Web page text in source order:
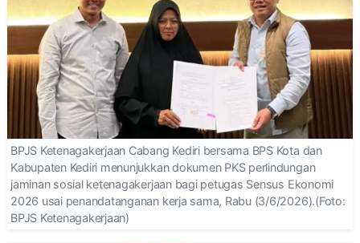
BPJS Ketenagakerjaan Cabang Kediri bersama BPS Kota dan
Kabupaten Kediri menunjukkan dokumen PKS perlindungan
jaminan sosial ketenagakerjaan bagi petugas Sensus Ekonomi
2026 usai penandatanganan kerja sama, Rabu (3/6/2026).(Foto:
BPJS Ketenagakerjaan)